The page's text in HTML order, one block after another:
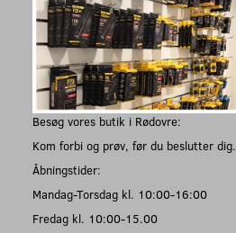
Besøg vores butik i Rødovre:
Kom forbi og prøv, før du beslutter dig.
Åbningstider:
Mandag-Torsdag kl. 10:00-16:00
Fredag kl. 10:00-15.00